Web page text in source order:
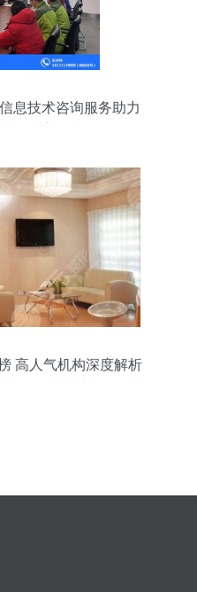
息技术咨询服务助力
高人气机构深度解析